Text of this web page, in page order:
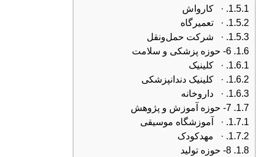
1.5.1. · کارواش
1.5.2. · تعمیرگاه
1.5.3. · شرکت حمل‌ونقل
1.6. 6- حوزه پزشکی و سلامت
1.6.1. · کلینیک
1.6.2. · کلینیک دندانپزشکی
1.6.3. · داروخانه
1.7. 7- حوزه آموزش و پژوهش
1.7.1. · آموزشگاه موسیقی
1.7.2. · مهدکودک
1.8. 8- حوزه تولید